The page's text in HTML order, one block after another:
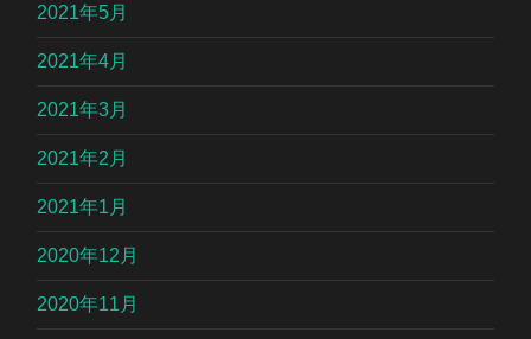
2021年5月
2021年4月
2021年3月
2021年2月
2021年1月
2020年12月
2020年11月